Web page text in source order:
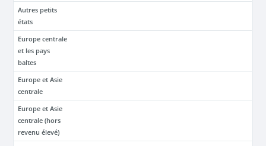
Autres petits
états
Europe centrale
et les pays
baltes
Europe et Asie
centrale
Europe et Asie
centrale (hors
revenu élevé)